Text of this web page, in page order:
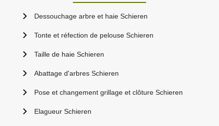
Dessouchage arbre et haie Schieren
Tonte et réfection de pelouse Schieren
Taille de haie Schieren
Abattage d'arbres Schieren
Pose et changement grillage et clôture Schieren
Elagueur Schieren